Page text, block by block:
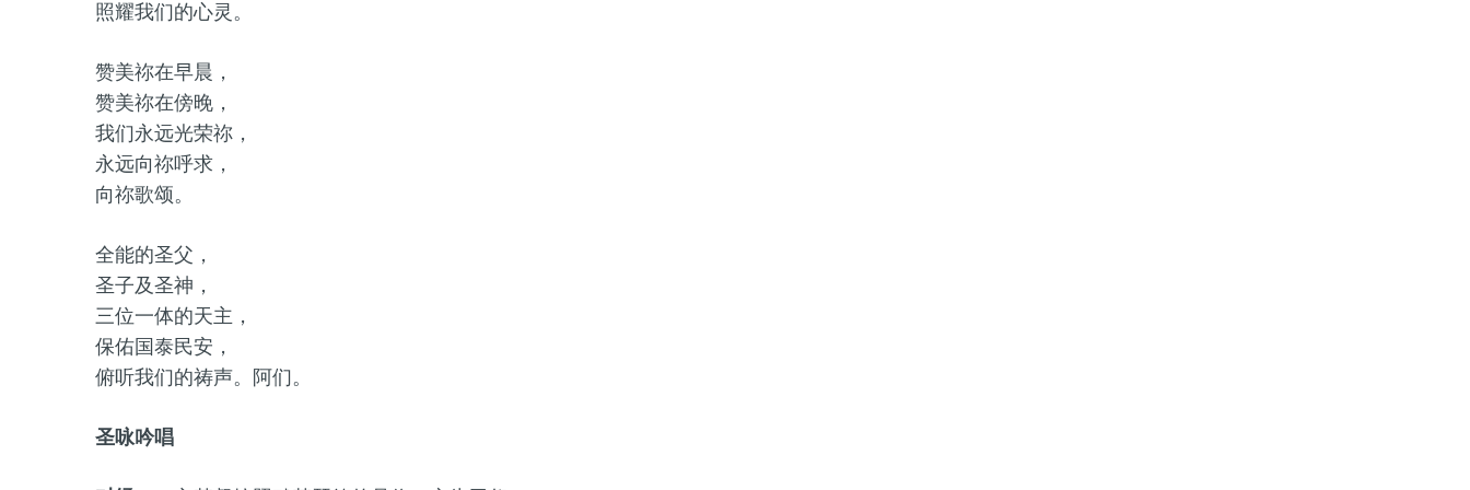
照耀我们的心灵。
赞美祢在早晨，
赞美祢在傍晚，
我们永远光荣祢，
永远向祢呼求，
向祢歌颂。
全能的圣父，
圣子及圣神，
三位一体的天主，
保佑国泰民安，
俯听我们的祷声。阿们。
圣咏吟唱